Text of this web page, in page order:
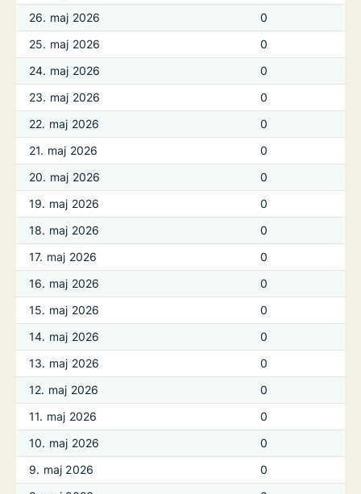
26. maj 2026
0
25. maj 2026
0
24. maj 2026
0
23. maj 2026
0
22. maj 2026
0
21. maj 2026
0
20. maj 2026
0
19. maj 2026
0
18. maj 2026
0
17. maj 2026
0
16. maj 2026
0
15. maj 2026
0
14. maj 2026
0
13. maj 2026
0
12. maj 2026
0
11. maj 2026
0
10. maj 2026
0
9. maj 2026
0